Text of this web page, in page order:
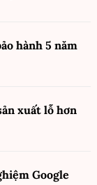
hành 5 năm
xuất lỗ hơn
Google